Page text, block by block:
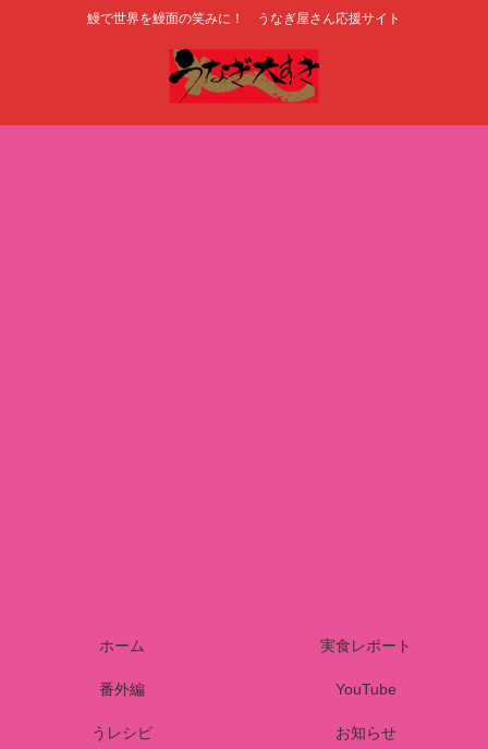
鰻で世界を鰻面の笑みに！ うなぎ屋さん応援サイト
ホーム 実食レポート
番外編 YouTube
うレシピ お知らせ